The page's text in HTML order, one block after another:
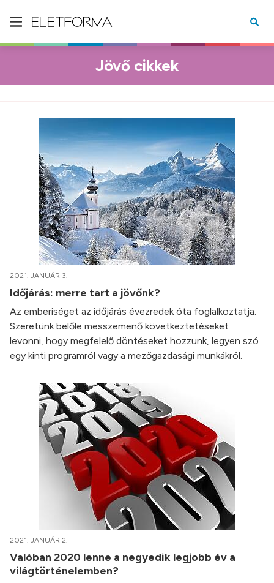
Jövő cikkek
2021. JANUÁR 3.
Időjárás: merre tart a jövőnk?
Az emberiséget az időjárás évezredek óta foglalkoztatja.
Szeretünk belőle messzemenő következtetéseket
levonni, hogy megfelelő döntéseket hozzunk, legyen szó
egy kinti programról vagy a mezőgazdasági munkákról.
2021. JANUÁR 2.
Valóban 2020 lenne a negyedik legjobb év a
világtörténelemben?